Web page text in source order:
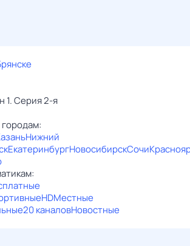
1. Серия 2-я
Нижний
ЕкатеринбургНовосибирскСочи
HDМестные
20 каналовНовостные